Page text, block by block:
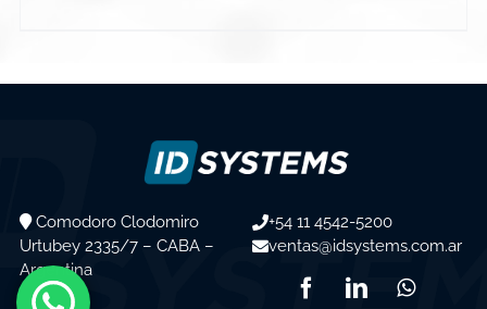
Comodoro Clodomiro
Urtubey 2335/7 – CABA –
Argentina
+54 11 4542-5200
ventas@idsystems.com.ar